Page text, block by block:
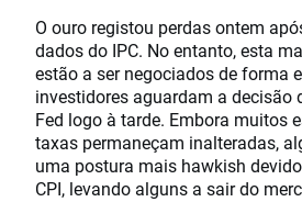
O ouro registou perdas ontem
dados do IPC. No entanto, esta
estão a ser negociados de forma
investidores aguardam a decisão
Fed logo à tarde. Embora muitos
taxas permaneçam inalteradas,
uma postura mais hawkish
CPI, levando alguns a sair do